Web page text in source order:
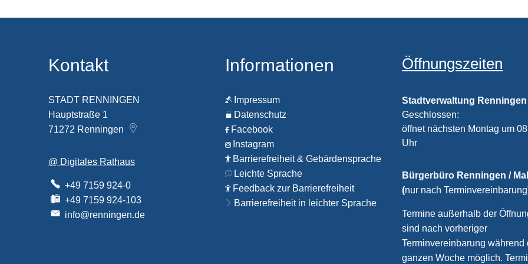
Kontakt
STADT RENNINGEN
Hauptstraße 1
71272 Renningen
@ Digitales Rathaus
+49 7159 924-0
+49 7159 924-103
info@renningen.de
Informationen
Impressum
Datenschutz
Facebook
Instagram
Barrierefreiheit & Gebärdensprache
Leichte Sprache
Feedback zur Barrierefreiheit
Barrierefreiheit in leichter Sprache
Öffnungszeiten
Stadtverwaltung Renningen
Klicken, um weitere
Geschlossen:
öffnet nächsten Montag um
Uhr
Bürgerbüro Renningen /
(nur nach
Termine außerhalb der
sind nach vorheriger
Terminvereinbarung während
ganzen Woche möglich.